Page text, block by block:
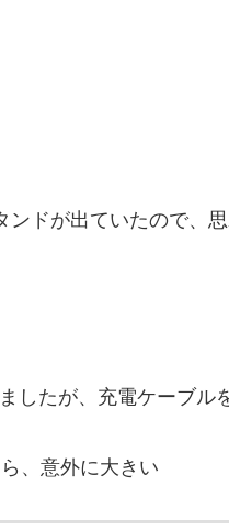
ドが出ていたので、
したが、充電ケーブル
、意外に大きい